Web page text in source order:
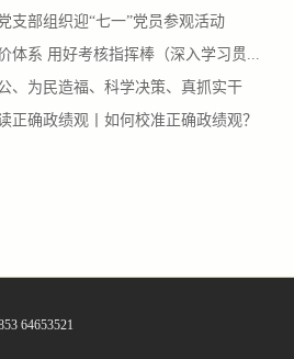
支部组织迎“七一”党员参观活动
体系 用好考核指挥棒（深入学习贯...
、为民造福、科学决策、真抓实干
正确政绩观丨如何校准正确政绩观？
64653521